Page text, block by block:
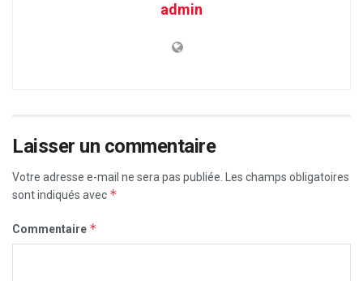
admin
Laisser un commentaire
Votre adresse e-mail ne sera pas publiée. Les champs obligatoires
sont indiqués avec *
Commentaire *